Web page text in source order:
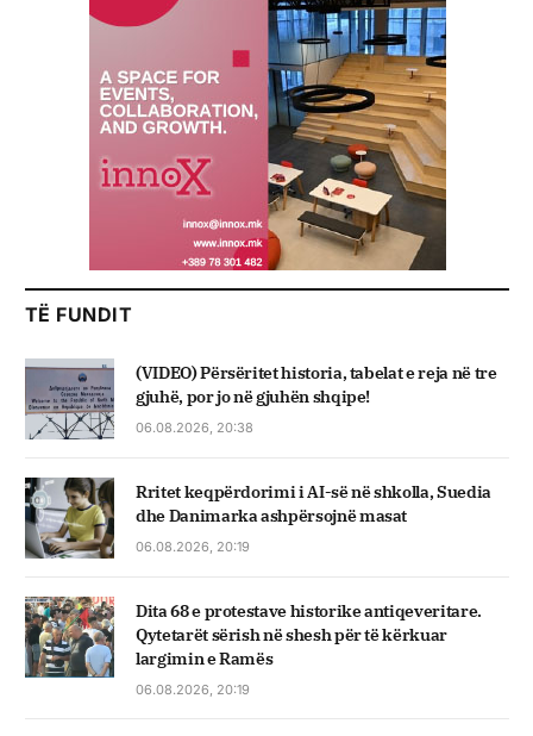
TË FUNDIT
(VIDEO) Përsëritet historia, tabelat e reja në tre
gjuhë, por jo në gjuhën shqipe!
06.08.2026, 20:38
Rritet keqpërdorimi i AI-së në shkolla, Suedia
dhe Danimarka ashpërsojnë masat
06.08.2026, 20:19
Dita 68 e protestave historike antiqeveritare.
Qytetarët sërish në shesh për të kërkuar
largimin e Ramës
06.08.2026, 20:19